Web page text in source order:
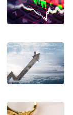
。
示，德恒汽
家集核心技
为基础，集
创新型科